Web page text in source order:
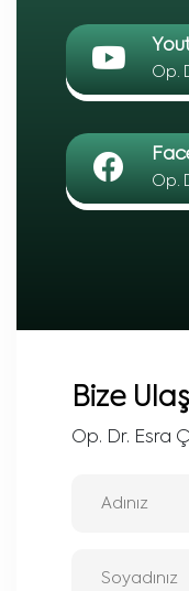
Op.
Op.
Bize
Op. Dr. Esra